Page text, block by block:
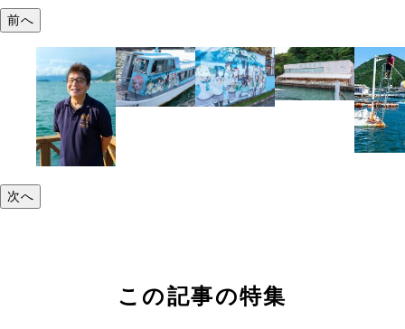
前へ
次へ
この記事の特集